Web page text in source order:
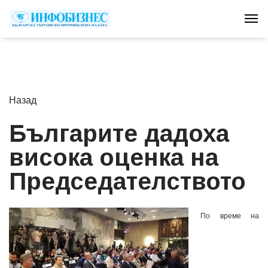
Назад
Българите дадоха
висока оценка на
Председателството
По време на